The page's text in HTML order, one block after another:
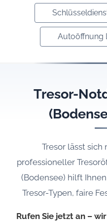
Autoöffnung
Tresor-
Tresor lässt sich
professioneller
(Bodensee) hilft
Tresor-Typen, faire
Rufen Sie jetzt an –